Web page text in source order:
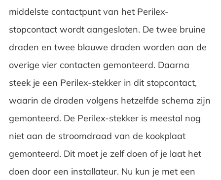
middelste contactpunt van het Perilex-
stopcontact wordt aangesloten. De twee bruine
draden en twee blauwe draden worden aan de
overige vier contacten gemonteerd. Daarna
steek je een Perilex-stekker in dit stopcontact,
waarin de draden volgens hetzelfde schema zijn
gemonteerd. De Perilex-stekker is meestal nog
niet aan de stroomdraad van de kookplaat
gemonteerd. Dit moet je zelf doen of je laat het
doen door een installateur. Nu kun je met een